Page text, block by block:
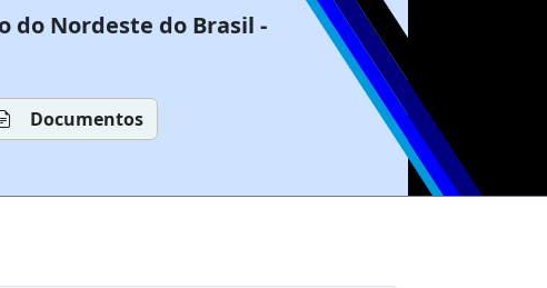
do Nordeste do Brasil -
Documentos